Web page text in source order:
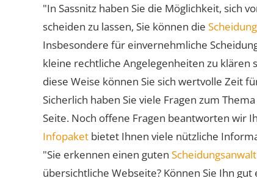
"In Sassnitz haben Sie die Möglichkeit, sich
scheiden zu lassen, Sie können die
Insbesondere für einvernehmliche
kleine rechtliche Angelegenheiten zu klären
diese Weise können Sie sich wertvolle Zeit
Sicherlich haben Sie viele Fragen zum
Seite. Noch offene Fragen beantworten wir
Infopaket bietet Ihnen viele nützliche
"Sie erkennen einen guten Scheidungsanwalt
übersichtliche Webseite? Können Sie Ihn